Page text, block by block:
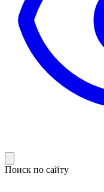
Поиск по сайту